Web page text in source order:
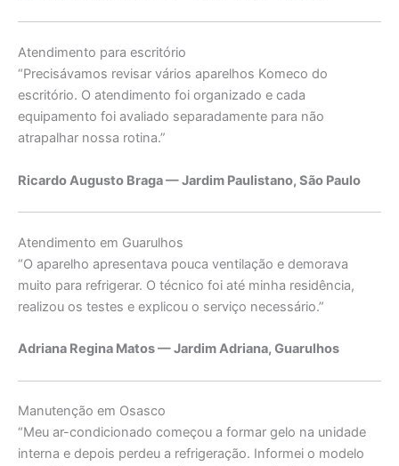
Atendimento para escritório
“Precisávamos revisar vários aparelhos Komeco do
escritório. O atendimento foi organizado e cada
equipamento foi avaliado separadamente para não
atrapalhar nossa rotina.”
Ricardo Augusto Braga — Jardim Paulistano, São Paulo
Atendimento em Guarulhos
“O aparelho apresentava pouca ventilação e demorava
muito para refrigerar. O técnico foi até minha residência,
realizou os testes e explicou o serviço necessário.”
Adriana Regina Matos — Jardim Adriana, Guarulhos
Manutenção em Osasco
“Meu ar-condicionado começou a formar gelo na unidade
interna e depois perdeu a refrigeração. Informei o modelo